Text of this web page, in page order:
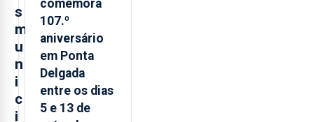
s
m
u
n
i
c
i
comemora
107.º
aniversário
em Ponta
Delgada
entre os dias
5 e 13 de